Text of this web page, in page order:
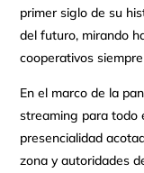
primer siglo de su
del futuro, mirando
cooperativos
En el marco de la
streaming para todo
presencialidad
zona y autoridades